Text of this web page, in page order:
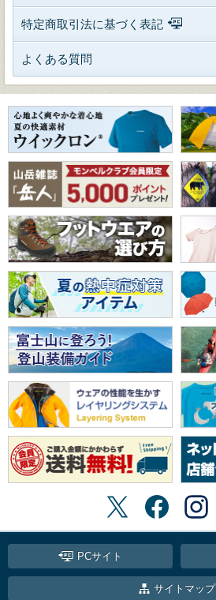
特定商取引法に基づく表記
よくある質問
PCサイト
サイトマップ